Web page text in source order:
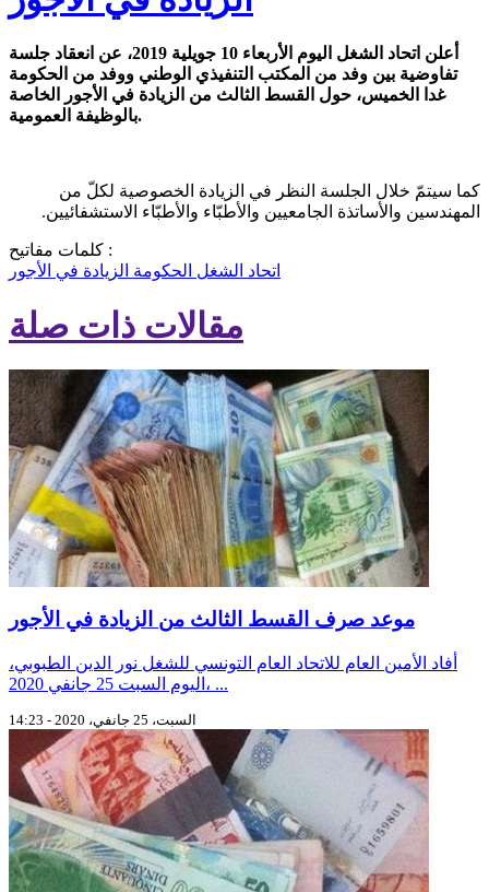
أعلن اتحاد الشغل اليوم الأربعاء 10 جويلية 2019، عن انعقاد جلسة
تفاوضية بين وفد من المكتب التنفيذي الوطني ووفد من الحكومة
غدا الخميس، حول القسط الثالث من الزيادة في الأجور الخاصة
بالوظيفة العمومية.
كما سيتمّ خلال الجلسة النظر في الزيادة الخصوصية لكلّ من
المهندسين والأساتذة الجامعيين والأطبّاء والأطبّاء الاستشفائيين.
كلمات مفاتيح :
اتحاد الشغل الحكومة الزيادة في الأجور
مقالات ذات صلة
موعد صرف القسط الثالث من الزيادة في الأجور
أفاد الأمين العام للاتحاد العام التونسي للشغل نور الدين الطبوبي،
اليوم السبت 25 جانفي 2020، ...
السبت، 25 جانفي، 2020 - 14:23